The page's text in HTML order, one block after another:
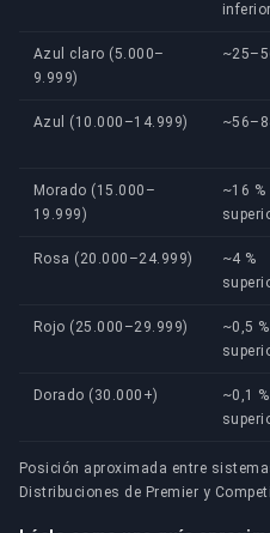
Posición aproximada entre
Distribuciones de Premier y
inferior
Azul claro (5.000–
9.999)
Azul (10.000–14.999)
Morado (15.000–
19.999)
~16 %
Rosa (20.000–24.999)
~4 %
Rojo (25.000–29.999)
~0,5 %
Dorado (30.000+)
~0,1 %